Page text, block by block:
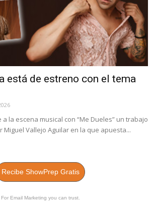
está de estreno con el tema
la escena musical con “Me Dueles” un trabajo
Miguel Vallejo Aguilar en la que apuesta...
Recibe ShowPrep Gratis
For Email Marketing you can trust.